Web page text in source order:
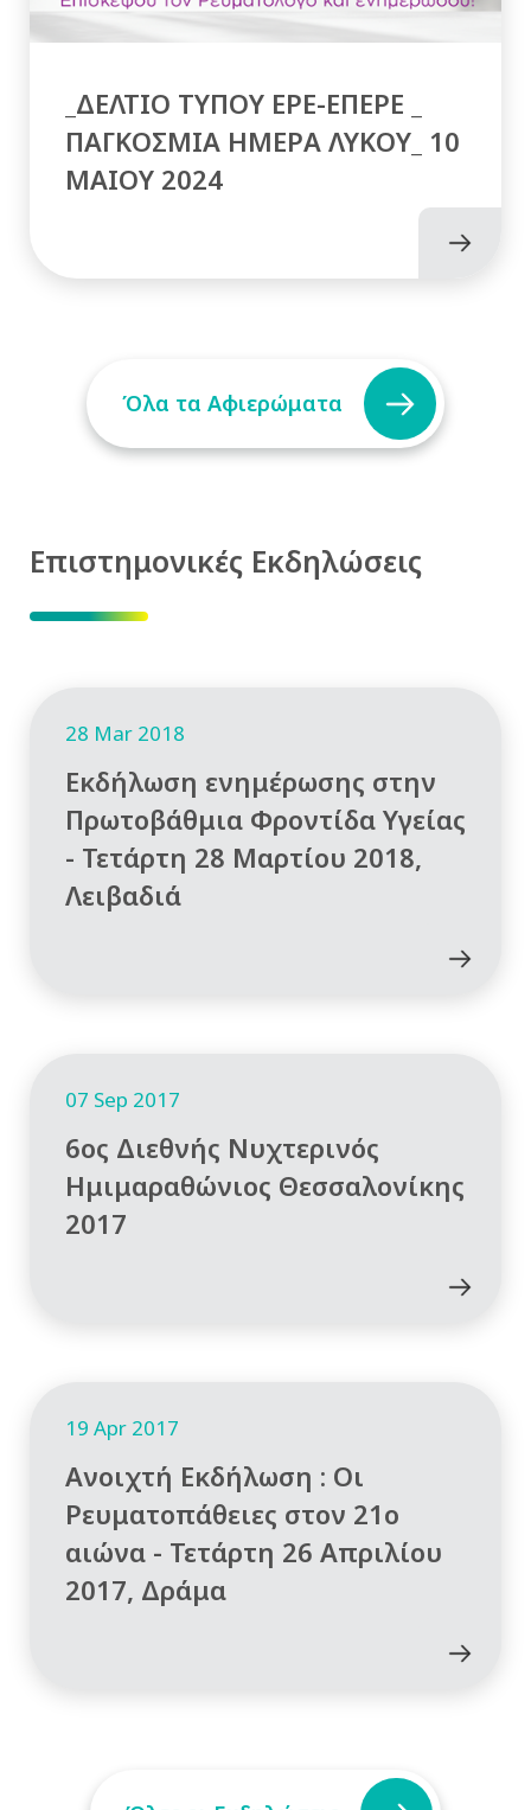
_ΔΕΛΤΙΟ ΤΥΠΟΥ ΕΡΕ-ΕΠΕΡΕ _
ΠΑΓΚΟΣΜΙΑ ΗΜΕΡΑ ΛΥΚΟΥ_ 10
MAIOY 2024
Όλα τα Αφιερώματα
Επιστημονικές Εκδηλώσεις
28 Mar 2018
Εκδήλωση ενημέρωσης στην
Πρωτοβάθμια Φροντίδα Υγείας
- Τετάρτη 28 Μαρτίου 2018,
Λειβαδιά
07 Sep 2017
6ος Διεθνής Νυχτερινός
Ημιμαραθώνιος Θεσσαλονίκης
2017
19 Apr 2017
Ανοιχτή Εκδήλωση : Οι
Ρευματοπάθειες στον 21ο
αιώνα - Τετάρτη 26 Απριλίου
2017, Δράμα